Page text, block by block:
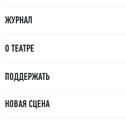
ЖУРНАЛ
О ТЕАТРЕ
ПОДДЕРЖАТЬ
НОВАЯ СЦЕНА